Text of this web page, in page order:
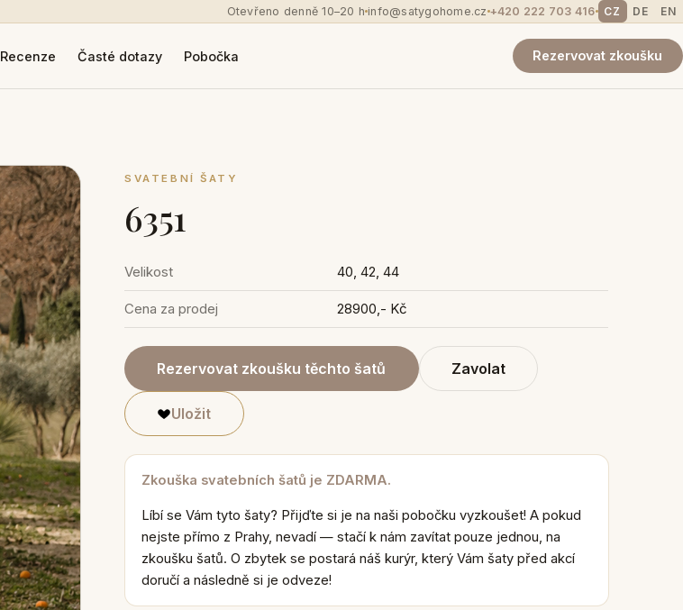
Otevřeno denně 10–20 h info@satygohome.cz +420 222 703 416 CZ DE EN
Recenze Časté dotazy Pobočka Rezervovat zkoušku
SVATEBNÍ ŠATY
6351
Velikost 40, 42, 44
Cena za prodej 28900,- Kč
Rezervovat zkoušku těchto šatů Zavolat
Uložit
Zkouška svatebních šatů je ZDARMA.
Líbí se Vám tyto šaty? Přijďte si je na naši pobočku vyzkoušet! A pokud
nejste přímo z Prahy, nevadí — stačí k nám zavítat pouze jednou, na
zkoušku šatů. O zbytek se postará náš kurýr, který Vám šaty před akcí
doručí a následně si je odveze!